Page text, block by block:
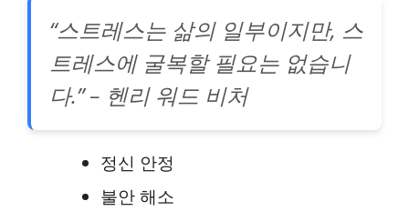
“스트레스는 삶의 일부이지만, 스
트레스에 굴복할 필요는 없습니
다.” – 헨리 워드 비처
정신 안정
불안 해소